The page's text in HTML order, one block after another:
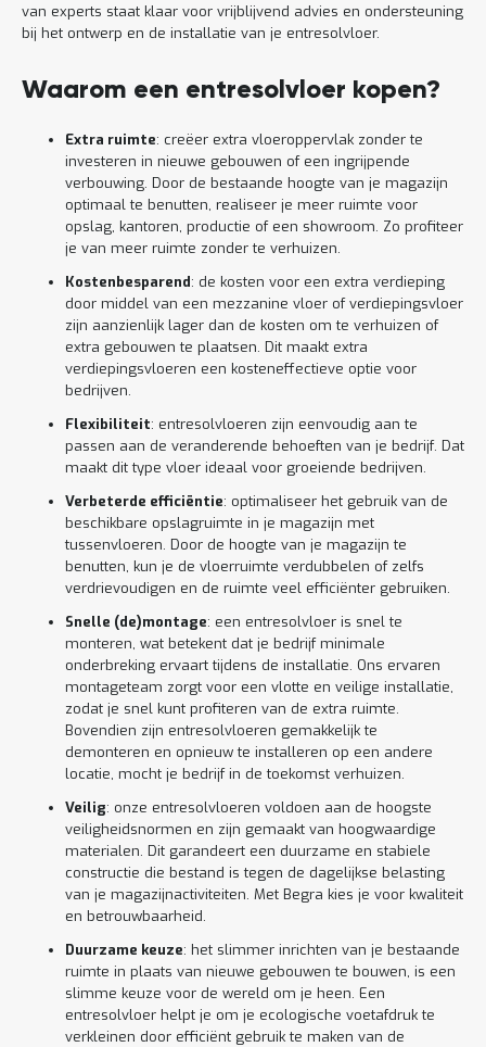
van experts staat klaar voor vrijblijvend advies en ondersteuning
bij het ontwerp en de installatie van je entresolvloer.
Waarom een entresolvloer kopen?
Extra ruimte: creëer extra vloeroppervlak zonder te
investeren in nieuwe gebouwen of een ingrijpende
verbouwing. Door de bestaande hoogte van je magazijn
optimaal te benutten, realiseer je meer ruimte voor
opslag, kantoren, productie of een showroom. Zo profiteer
je van meer ruimte zonder te verhuizen.
Kostenbesparend: de kosten voor een extra verdieping
door middel van een mezzanine vloer of verdiepingsvloer
zijn aanzienlijk lager dan de kosten om te verhuizen of
extra gebouwen te plaatsen. Dit maakt extra
verdiepingsvloeren een kosteneffectieve optie voor
bedrijven.
Flexibiliteit: entresolvloeren zijn eenvoudig aan te
passen aan de veranderende behoeften van je bedrijf. Dat
maakt dit type vloer ideaal voor groeiende bedrijven.
Verbeterde efficiëntie: optimaliseer het gebruik van de
beschikbare opslagruimte in je magazijn met
tussenvloeren. Door de hoogte van je magazijn te
benutten, kun je de vloerruimte verdubbelen of zelfs
verdrievoudigen en de ruimte veel efficiënter gebruiken.
Snelle (de)montage: een entresolvloer is snel te
monteren, wat betekent dat je bedrijf minimale
onderbreking ervaart tijdens de installatie. Ons ervaren
montageteam zorgt voor een vlotte en veilige installatie,
zodat je snel kunt profiteren van de extra ruimte.
Bovendien zijn entresolvloeren gemakkelijk te
demonteren en opnieuw te installeren op een andere
locatie, mocht je bedrijf in de toekomst verhuizen.
Veilig: onze entresolvloeren voldoen aan de hoogste
veiligheidsnormen en zijn gemaakt van hoogwaardige
materialen. Dit garandeert een duurzame en stabiele
constructie die bestand is tegen de dagelijkse belasting
van je magazijnactiviteiten. Met Begra kies je voor kwaliteit
en betrouwbaarheid.
Duurzame keuze: het slimmer inrichten van je bestaande
ruimte in plaats van nieuwe gebouwen te bouwen, is een
slimme keuze voor de wereld om je heen. Een
entresolvloer helpt je om je ecologische voetafdruk te
verkleinen door efficiënt gebruik te maken van de